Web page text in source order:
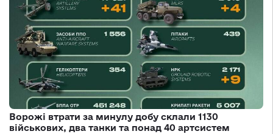
Ворожі втрати за минулу добу склали 1130
військових, два танки та понад 40 артсистем